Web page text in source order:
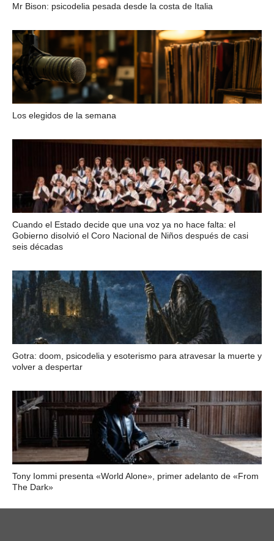
Mr Bison: psicodelia pesada desde la costa de Italia
Los elegidos de la semana
Cuando el Estado decide que una voz ya no hace falta: el
Gobierno disolvió el Coro Nacional de Niños después de casi
seis décadas
Gotra: doom, psicodelia y esoterismo para atravesar la muerte y
volver a despertar
Tony Iommi presenta «World Alone», primer adelanto de «From
The Dark»